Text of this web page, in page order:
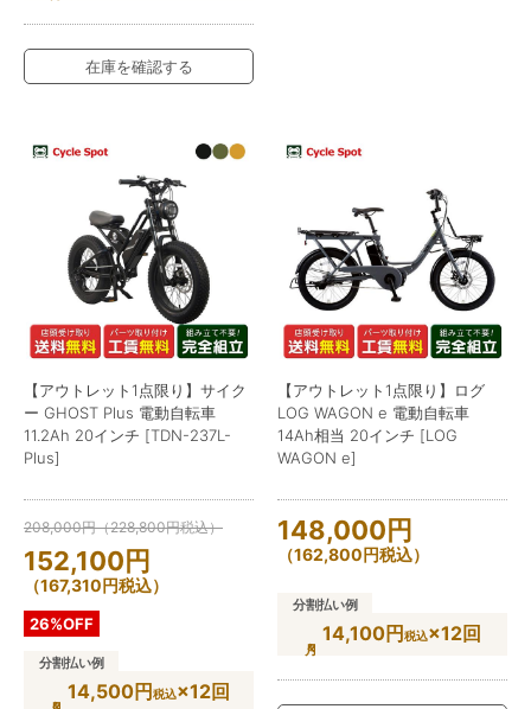
在庫を確認する
【アウトレット1点限り】サイク
ー GHOST Plus 電動自転車
11.2Ah 20インチ [TDN-237L-
Plus]
208,000円（228,800円税込）
152,100円
（167,310円税込）
26%OFF
分割払い例
14,500円税込×12回
【アウトレット1点限り】ログ
LOG WAGON e 電動自転車
14Ah相当 20インチ [LOG
WAGON e]
148,000円
（162,800円税込）
分割払い例
14,100円税込×12回